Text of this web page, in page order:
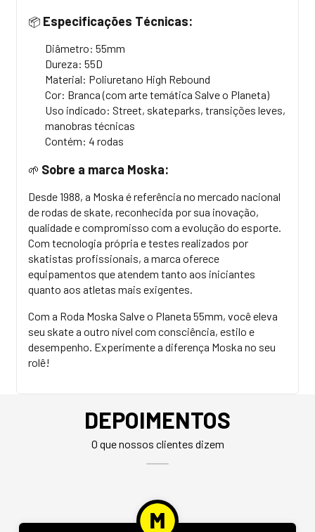
📦 Especificações Técnicas:
Diâmetro: 55mm
Dureza: 55D
Material: Poliuretano High Rebound
Cor: Branca (com arte temática Salve o Planeta)
Uso indicado: Street, skateparks, transições leves,
manobras técnicas
Contém: 4 rodas
🌱 Sobre a marca Moska:
Desde 1988, a Moska é referência no mercado nacional
de rodas de skate, reconhecida por sua inovação,
qualidade e compromisso com a evolução do esporte.
Com tecnologia própria e testes realizados por
skatistas profissionais, a marca oferece
equipamentos que atendem tanto aos iniciantes
quanto aos atletas mais exigentes.
Com a Roda Moska Salve o Planeta 55mm, você eleva
seu skate a outro nível com consciência, estilo e
desempenho. Experimente a diferença Moska no seu
rolê!
DEPOIMENTOS
O que nossos clientes dizem